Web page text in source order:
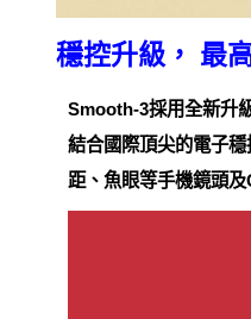
穩控升級， 最
Smooth-3採用全新升
結合國際頂尖的電子
距、魚眼等手機鏡頭